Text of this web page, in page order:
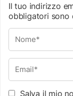
Il tuo indirizzo
obbligatori sono
Salva il mio